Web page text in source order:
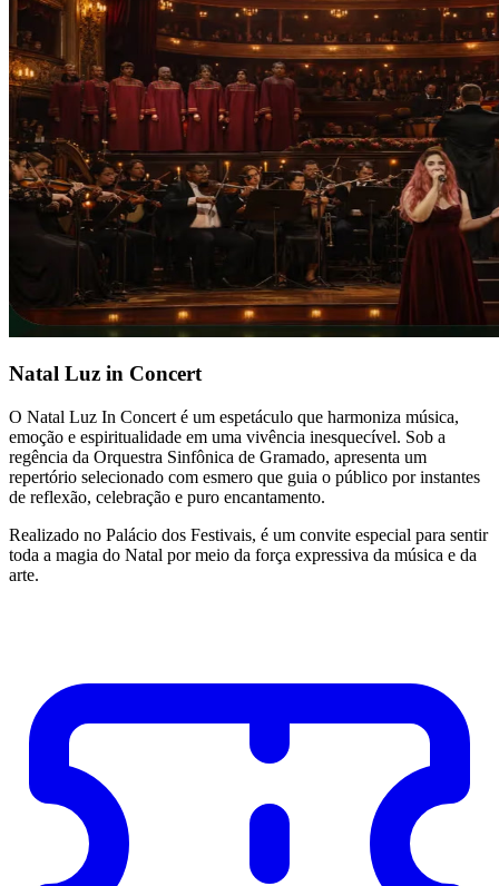
Natal Luz in Concert
O Natal Luz In Concert é um espetáculo que harmoniza música,
emoção e espiritualidade em uma vivência inesquecível. Sob a
regência da Orquestra Sinfônica de Gramado, apresenta um
repertório selecionado com esmero que guia o público por instantes
de reflexão, celebração e puro encantamento.
Realizado no Palácio dos Festivais, é um convite especial para sentir
toda a magia do Natal por meio da força expressiva da música e da
arte.